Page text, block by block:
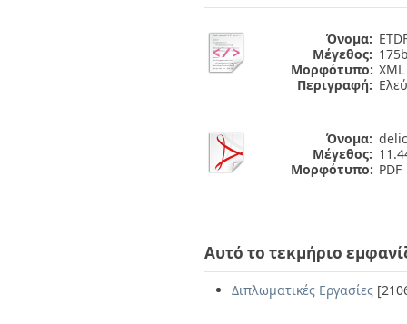
Όνομα:
Μέγεθος:
Μορφότυπο: XML
Περιγραφή:
Όνομα:
Μέγεθος:
Μορφότυπο: PDF
Αυτό το τεκμήριο
Διπλωματικές Εργασίες